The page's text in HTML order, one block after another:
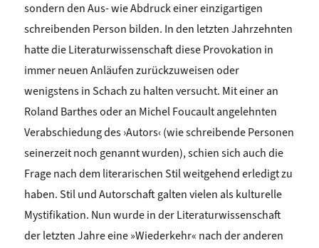
sondern den Aus- wie Abdruck einer einzigartigen
schreibenden Person bilden. In den letzten Jahrzehnten
hatte die Literaturwissenschaft diese Provokation in
immer neuen Anläufen zurückzuweisen oder
wenigstens in Schach zu halten versucht. Mit einer an
Roland Barthes oder an Michel Foucault angelehnten
Verabschiedung des ›Autors‹ (wie schreibende Personen
seinerzeit noch genannt wurden), schien sich auch die
Frage nach dem literarischen Stil weitgehend erledigt zu
haben. Stil und Autorschaft galten vielen als kulturelle
Mystifikation. Nun wurde in der Literaturwissenschaft
der letzten Jahre eine »Wiederkehr« nach der anderen